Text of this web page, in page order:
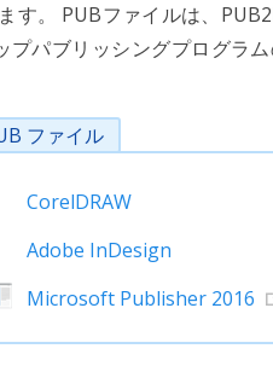
す。 PUBファイルは、
プパブリッシングプログラ
ファイル
CorelDRAW
Adobe InDesign
Microsoft Publisher 2016